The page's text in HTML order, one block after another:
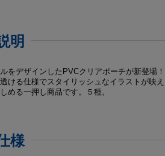
明
をデザインしたPVCクリアポーチが新登場！
ける仕様でスタイリッシュなイラストが映
める一押し商品です。５種。
様